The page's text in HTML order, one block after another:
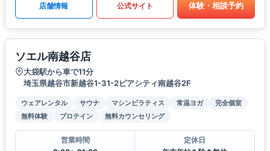
店舗情報 公式サイト 体験・相談予約
ソエル南越谷店
大袋駅から車で11分
埼玉県越谷市新越谷1-31-2ピアシティ南越谷2F
ウェアレンタル サウナ マシンピラティス 常温ヨガ
完全個室
無料体験
プロテイン 無料カウンセリング
営業時間
定休日